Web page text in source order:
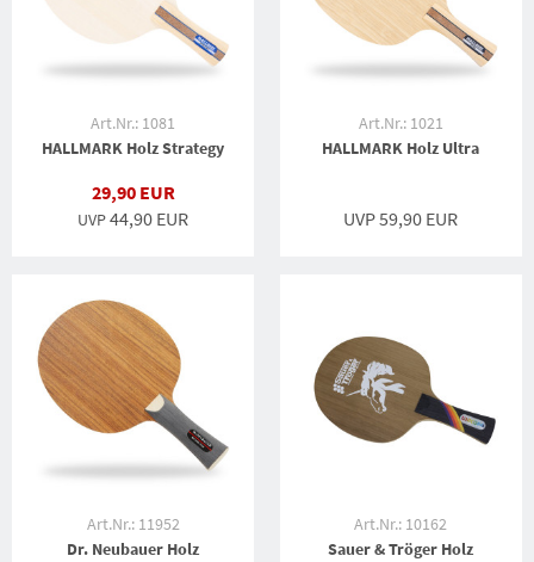
Art.Nr.: 1081
HALLMARK Holz Strategy
29,90 EUR
UVP44,90 EUR
Art.Nr.: 1021
HALLMARK Holz Ultra
UVP 59,90 EUR
Art.Nr.: 11952
Dr. Neubauer Holz
Art.Nr.: 10162
Sauer & Tröger Holz